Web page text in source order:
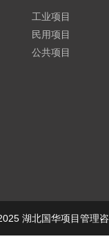
工业项目
民用项目
公共项目
湖北国华项目管理